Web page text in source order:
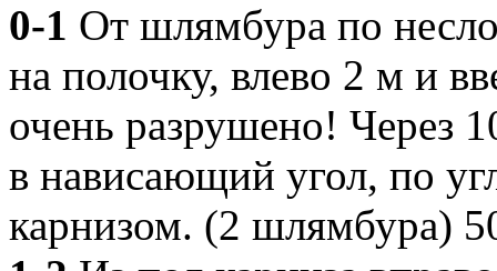
0-1 От шлямбура по
на полочку, влево 2 м и
очень разрушено! Через
в нависающий угол, по
карнизом. (2 шлямбура)